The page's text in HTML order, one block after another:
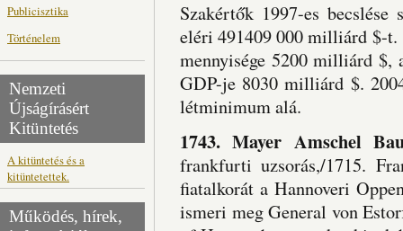
Publicisztika
Történelem
Nemzeti
Újságírásért
Kitüntetés
A kitüntetés és a
kitüntetettek.
Működés, hírek,
Szakértők 1997-es
eléri 491409 000 milliárd $-t.
mennyisége 5200 milliárd $,
GDP-je 8030 milliárd $.
létminimum alá.
1743. Mayer Amschel
frankfurti uzsorás,/1715.
fiatalkorát a Hannoveri
ismeri meg General von